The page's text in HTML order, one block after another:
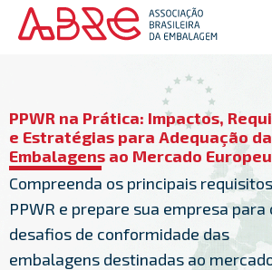
PPWR na Prática: Impactos,
e Estratégias para Adequação
Embalagens ao Mercado Europeu
Compreenda os principais
PPWR e prepare sua empresa para
desafios de conformidade das
embalagens destinadas ao